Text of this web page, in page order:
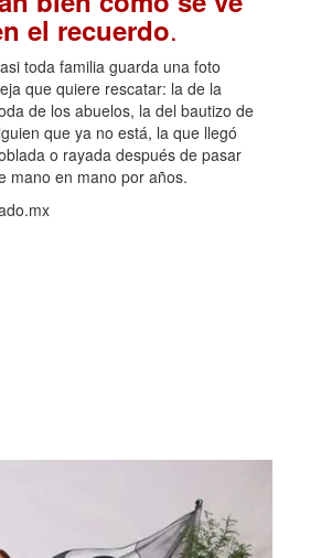
el recuerdo.
toda familia guarda una foto
que quiere rescatar: la de la
de los abuelos, la del bautizo de
que ya no está, la que llegó
o rayada después de pasar
mano en mano por años.